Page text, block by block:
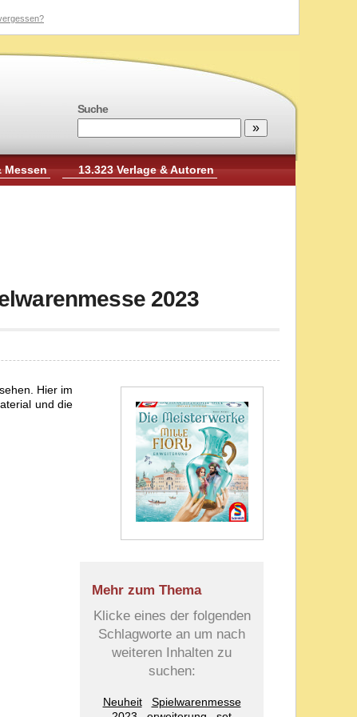
Suche
Messen 13.323 Verlage & Autoren
2023
Mehr zum Thema
Klicke eines der folgenden
Schlagworte an um nach
weiteren Inhalten zu
suchen:
Neuheit
Spielwarenmesse
Hier im
und die